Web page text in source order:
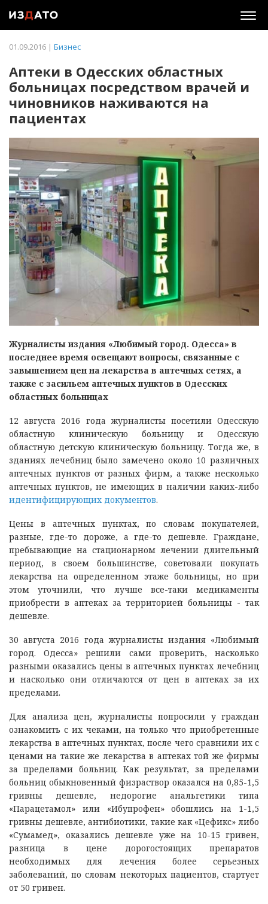
01.09.2016 | Бизнес
Аптеки в Одесских областных
больницах посредством врачей и
чиновников наживаются на
пациентах
Журналисты издания «Любимый город. Одесса» в
последнее время освещают вопросы, связанные с
завышением цен на лекарства в аптечных сетях, а
также с засильем аптечных пунктов в Одесских
областных больницах
12 августа 2016 года журналисты посетили Одесскую
областную клиническую больницу и Одесскую
областную детскую клиническую больницу. Тогда же, в
зданиях лечебниц было замечено около 10 различных
аптечных пунктов от разных фирм, а также несколько
аптечных пунктов, не имеющих в наличии каких-либо
идентифицирующих документов.
Цены в аптечных пунктах, по словам покупателей,
разные, где-то дороже, а где-то дешевле. Граждане,
пребывающие на стационарном лечении длительный
период, в своем большинстве, советовали покупать
лекарства на определенном этаже больницы, но при
этом уточнили, что лучше все-таки медикаменты
приобрести в аптеках за территорией больницы - так
дешевле.
30 августа 2016 года журналисты издания «Любимый
город. Одесса» решили сами проверить, насколько
разными оказались цены в аптечных пунктах лечебниц
и насколько они отличаются от цен в аптеках за их
пределами.
Для анализа цен, журналисты попросили у граждан
ознакомить с их чеками, на только что приобретенные
лекарства в аптечных пунктах, после чего сравнили их с
ценами на такие же лекарства в аптеках той же фирмы
за пределами больниц. Как результат, за пределами
больниц обыкновенный физраствор оказалcя на 0,85-1,5
гривны дешевле, недорогие анальгетики типа
«Парацетамол» или «Ибупрофен» обошлись на 1-1,5
гривны дешевле, антибиотики, такие как «Цефикс» либо
«Сумамед», оказались дешевле уже на 10-15 гривен,
разница в цене дорогостоящих препаратов
необходимых для лечения более серьезных
заболеваний, по словам некоторых пациентов, стартует
от 50 гривен.